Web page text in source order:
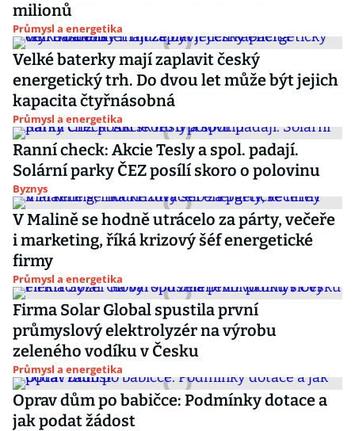
milionů
Průmysl a energetika
Velké baterky mají zaplavit český
energetický trh. Do dvou let může být jejich
kapacita čtyřnásobná
Průmysl a energetika
Ranní check: Akcie Tesly a spol. padají.
Solární parky ČEZ posílí skoro o polovinu
Byznys
V Malině se hodně utrácelo za párty, večeře
i marketing, říká krizový šéf energetické
firmy
Průmysl a energetika
Firma Solar Global spustila první
průmyslový elektrolyzér na výrobu
zeleného vodíku v Česku
Průmysl a energetika
Oprav dům po babičce: Podmínky dotace a
jak podat žádost